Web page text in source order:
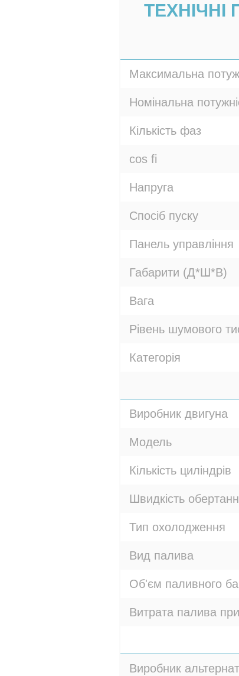
ТЕХНІЧНІ
Максимальна
Номінальна
Кількість фаз
cos fi
Напруга
Спосіб пуску
Панель управління
Габарити (Д*Ш*В)
Вага
Рівень шумового
Категорія
Виробник двигуна
Модель
Кількість циліндрів
Швидкість
Тип охолодження
Вид палива
Об'єм паливного
Витрата палива
Виробник